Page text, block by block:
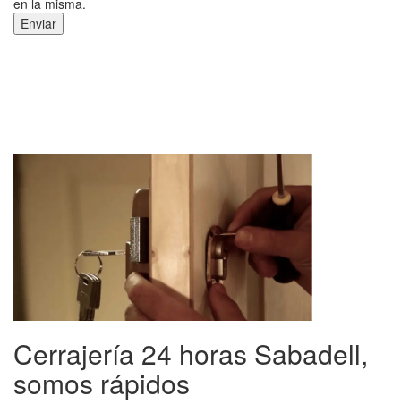
en la misma.
Enviar
Cerrajería 24 horas Sabadell,
somos rápidos